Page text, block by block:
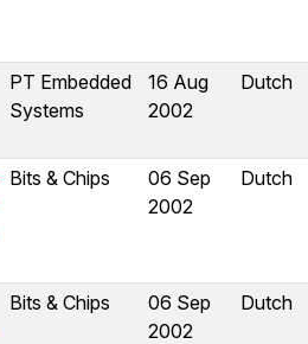
PT Embedded
Systems
16 Aug
2002
Dutch
Bits & Chips
06 Sep
2002
Dutch
Bits & Chips
06 Sep
2002
Dutch